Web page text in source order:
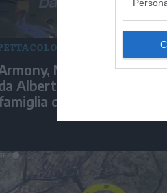
Mastandrea
Albertini presenta la sua
diversa ma felice